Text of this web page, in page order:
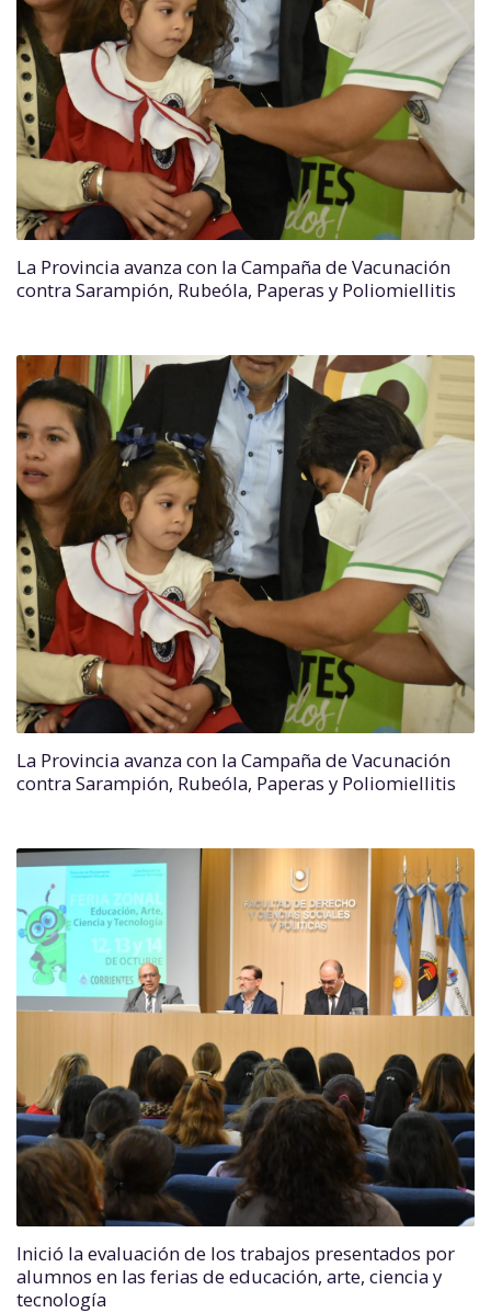
La Provincia avanza con la Campaña de Vacunación
contra Sarampión, Rubeóla, Paperas y Poliomiellitis
La Provincia avanza con la Campaña de Vacunación
contra Sarampión, Rubeóla, Paperas y Poliomiellitis
Inició la evaluación de los trabajos presentados por
alumnos en las ferias de educación, arte, ciencia y
tecnología